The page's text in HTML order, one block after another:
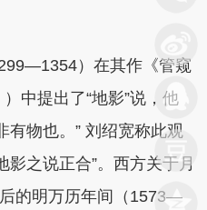
）在其作《管窥
中提出了“地影”说，他
有物也。” 刘绍宽称此观
影之说正合”。西方关于月
的明万历年间（1573—